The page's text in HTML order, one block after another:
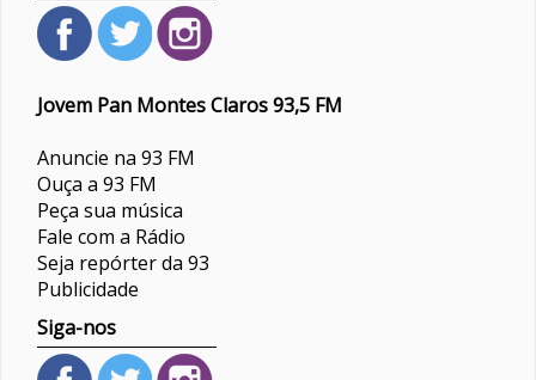
Jovem Pan Montes Claros 93,5 FM
Anuncie na 93 FM
Ouça a 93 FM
Peça sua música
Fale com a Rádio
Seja repórter da 93
Publicidade
Siga-nos